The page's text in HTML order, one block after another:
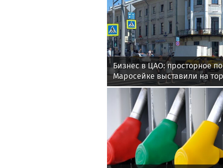
Бизнес в ЦАО: просторное
Маросейке выставили на